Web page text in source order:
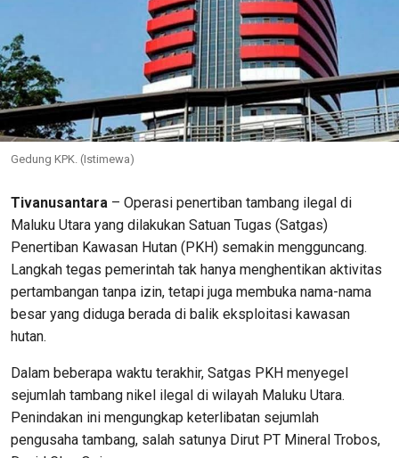
Gedung KPK. (Istimewa)
Tivanusantara – Operasi penertiban tambang ilegal di
Maluku Utara yang dilakukan Satuan Tugas (Satgas)
Penertiban Kawasan Hutan (PKH) semakin mengguncang.
Langkah tegas pemerintah tak hanya menghentikan aktivitas
pertambangan tanpa izin, tetapi juga membuka nama-nama
besar yang diduga berada di balik eksploitasi kawasan
hutan.
Dalam beberapa waktu terakhir, Satgas PKH menyegel
sejumlah tambang nikel ilegal di wilayah Maluku Utara.
Penindakan ini mengungkap keterlibatan sejumlah
pengusaha tambang, salah satunya Dirut PT Mineral Trobos,